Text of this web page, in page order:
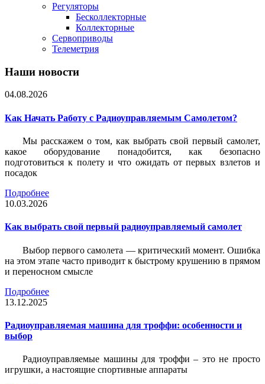
Регуляторы
Бесколлекторные
Коллекторные
Сервоприводы
Телеметрия
Наши новости
04.08.2026
Как Начать Работу с Радиоуправляемым Самолетом?
Мы расскажем о том, как выбрать свой первый самолет,
какое оборудование понадобится, как безопасно
подготовиться к полету и что ожидать от первых взлетов и
посадок
Подробнее
10.03.2026
Как выбрать свой первый радиоуправляемый самолет
Выбор первого самолета — критический момент. Ошибка
на этом этапе часто приводит к быстрому крушению в прямом
и переносном смысле
Подробнее
13.12.2025
Радиоуправляемая машина для троффи: особенности и
выбор
Радиоуправляемые машины для троффи – это не просто
игрушки, а настоящие спортивные аппараты